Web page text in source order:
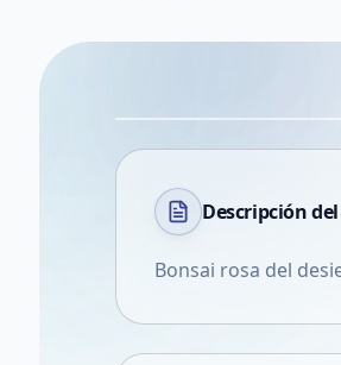
Descripción del
Bonsai rosa del